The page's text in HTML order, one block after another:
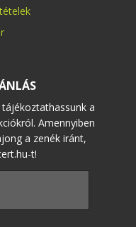
a
Amennyiben
a zenék iránt,
t!